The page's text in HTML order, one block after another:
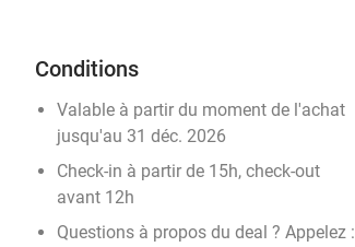
Conditions
Valable à partir du moment de l'achat
jusqu'au 31 déc. 2026
Check-in à partir de 15h, check-out
avant 12h
Questions à propos du deal ? Appelez :